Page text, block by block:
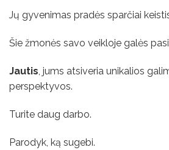
Jų gyvenimas pradės sparčiai
Šie žmonės savo veikloje galės
Jautis, jums atsiveria unikalios
perspektyvos.
Turite daug darbo.
Parodyk, ką sugebi.